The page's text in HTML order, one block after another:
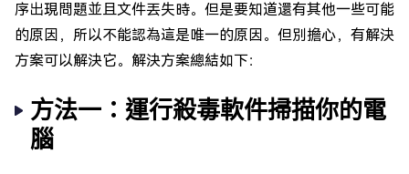
序出現問題並且文件丟失時。但是要知道還有其他一些可能
的原因，所以不能認為這是唯一的原因。但別擔心，有解決
方案可以解決它。解決方案總結如下：
方法一：運行殺毒軟件掃描你的電
腦